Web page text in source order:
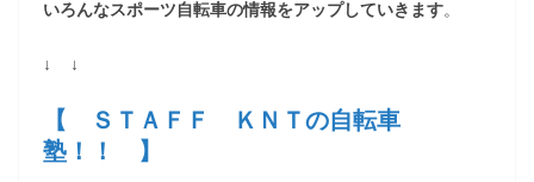
いろんなスポーツ自転車の情報をアップしていきます。
↓ ↓
【 ＳＴＡＦＦ ＫＮＴの自転車
塾！！ 】